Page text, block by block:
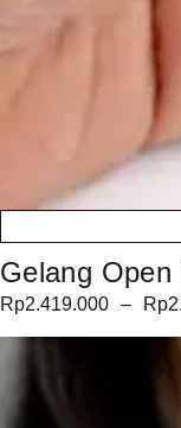
Gelang
Rp2.419.000 – Rp